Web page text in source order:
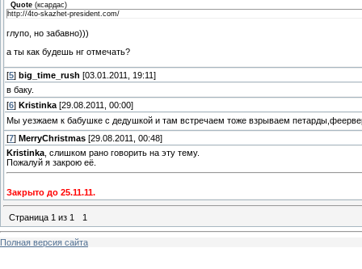
Quote (ксардас)
http://4to-skazhet-president.com/
глупо, но забавно)))
а ты как будешь нг отмечать?
[5] big_time_rush [03.01.2011, 19:11]
в баку.
[6] Kristinka [29.08.2011, 00:00]
Мы уезжаем к бабушке с дедушкой и там встречаем тоже взрываем
[7] MerryChristmas [29.08.2011, 00:48]
Kristinka , слишком рано говорить на эту тему.
Пожалуй я закрою её.
Закрыто до 25.11.11.
Страница 1 из 1 1
Полная версия сайта